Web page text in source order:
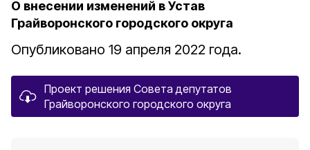
О внесении изменений в Устав
Грайворонского городского округа
Опубликовано 19 апреля 2022 года.
Проект решения Совета депутатов
Грайворонского городского округа